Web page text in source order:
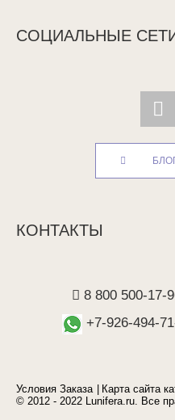
СОЦИАЛЬНЫЕ
КОНТАКТЫ
8 800 500-17-
+7-926-494-
Условия Заказа Карта сайта
© 2012 - 2022 Lunifera.ru. Все